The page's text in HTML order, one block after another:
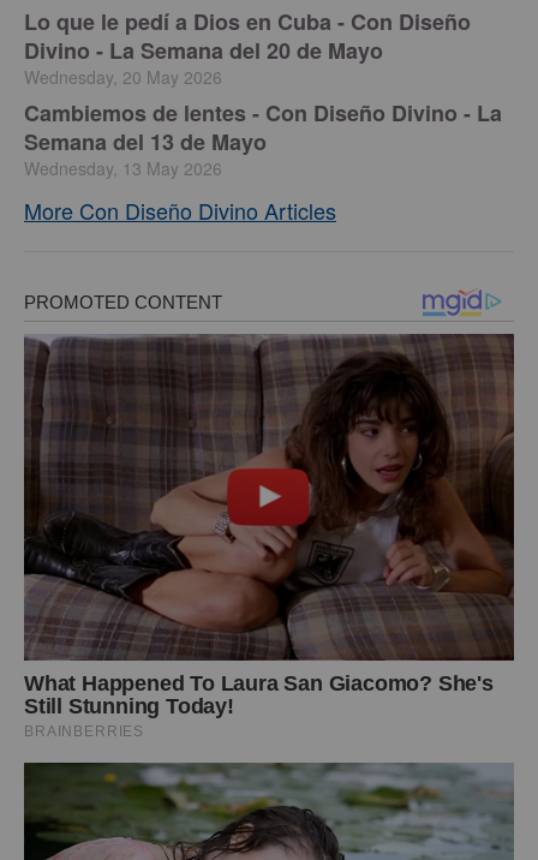
Lo que le pedí a Dios en Cuba - Con Diseño
Divino - La Semana del 20 de Mayo
Wednesday, 20 May 2026
Cambiemos de lentes - Con Diseño Divino - La
Semana del 13 de Mayo
Wednesday, 13 May 2026
More Con Diseño Divino Articles